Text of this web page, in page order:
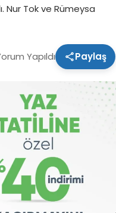
Nur Tok ve Rümeysa
Yapıldı Paylaş